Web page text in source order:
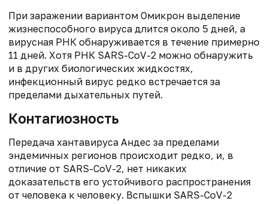
При заражении вариантом Омикрон выделение
жизнеспособного вируса длится около 5 дней, а
вирусная РНК обнаруживается в течение примерно
11 дней. Хотя РНК SARS-CoV-2 можно обнаружить
и в других биологических жидкостях,
инфекционный вирус редко встречается за
пределами дыхательных путей.
Контагиозность
Передача хантавируса Андес за пределами
эндемичных регионов происходит редко, и, в
отличие от SARS-CoV-2, нет никаких
доказательств его устойчивого распространения
от человека к человеку. Вспышки SARS-CoV-2